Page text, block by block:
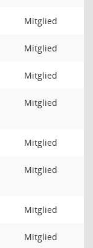
Mitglied
Mitglied
Mitglied
Mitglied
Mitglied
Mitglied
Mitglied
Mitglied